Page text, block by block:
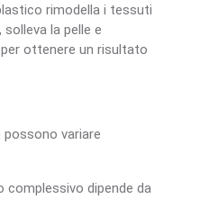
rimodella i tessuti
la pelle e
ottenere un risultato
variare
complessivo dipende da